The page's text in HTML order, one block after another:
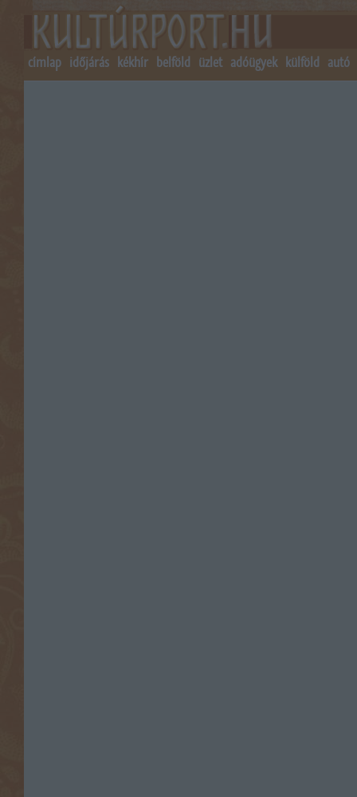
címlap időjárás kékhír belföld üzlet adóügyek külföld autó